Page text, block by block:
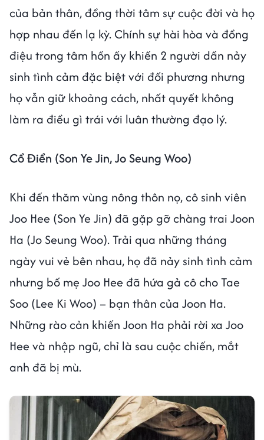
của bản thân, đồng thời tâm sự cuộc đời và họ
hợp nhau đến lạ kỳ. Chính sự hài hòa và đồng
điệu trong tâm hồn ấy khiến 2 người dần nảy
sinh tình cảm đặc biệt với đối phương nhưng
họ vẫn giữ khoảng cách, nhất quyết không
làm ra điều gì trái với luân thường đạo lý.
Cổ Điển (Son Ye Jin, Jo Seung Woo)
Khi đến thăm vùng nông thôn nọ, cô sinh viên
Joo Hee (Son Ye Jin) đã gặp gỡ chàng trai Joon
Ha (Jo Seung Woo). Trải qua những tháng
ngày vui vẻ bên nhau, họ đã nảy sinh tình cảm
nhưng bố mẹ Joo Hee đã hứa gả cô cho Tae
Soo (Lee Ki Woo) – bạn thân của Joon Ha.
Những rào cản khiến Joon Ha phải rời xa Joo
Hee và nhập ngũ, chỉ là sau cuộc chiến, mắt
anh đã bị mù.